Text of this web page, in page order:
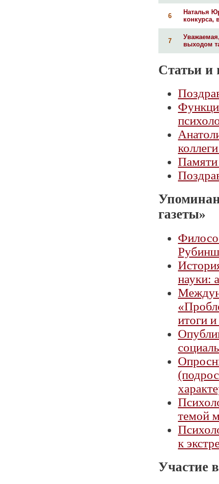
6
Наталья
конкурса,
7
выходом
Статьи и
газеты»
науки:
итоги
темой
к
Участие